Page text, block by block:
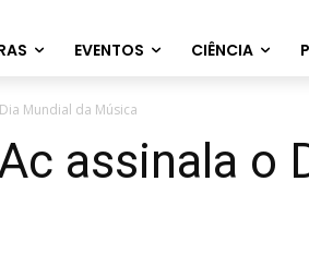
EVENTOS CIÊNCIA
Mundial da Música
assinala o